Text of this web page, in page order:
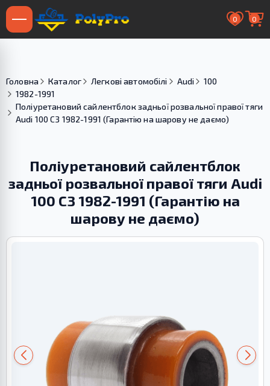
0 0
Головна Каталог Легкові автомобілі Audi
100
1982-1991
Поліуретановий сайлентблок задньої розвальної правої тяги
Audi 100 С3 1982-1991 (Гарантію на шарову не даємо)
Поліуретановий сайлентблок
задньої розвальної правої тяги Audi
100 С3 1982-1991 (Гарантію на
шарову не даємо)